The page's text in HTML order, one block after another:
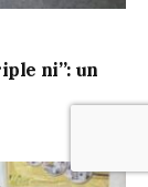
ni”: un